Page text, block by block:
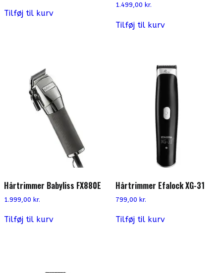
Tilføj til kurv
1.499,00 kr.
Tilføj til kurv
Hårtrimmer Babyliss FX880E
1.999,00 kr.
Tilføj til kurv
Hårtrimmer Efalock XG-31
799,00 kr.
Tilføj til kurv